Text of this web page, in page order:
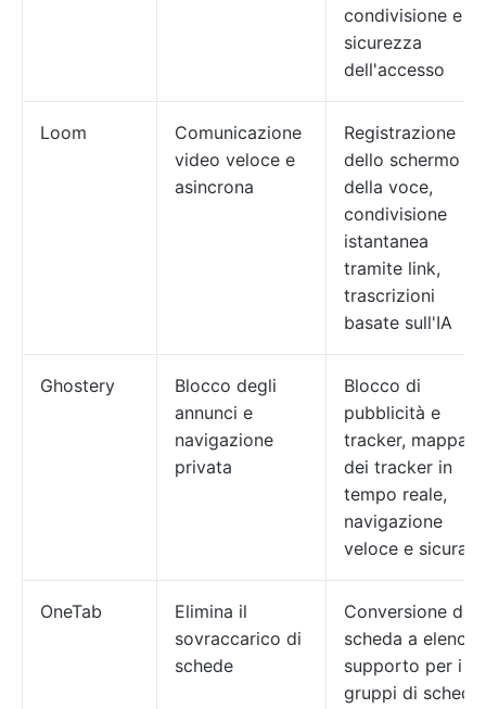
condivisione e
sicurezza
dell'accesso
Loom
Comunicazione
video veloce e
asincrona
Registrazione
dello schermo e
della voce,
condivisione
istantanea
tramite link,
trascrizioni
basate sull'IA
Ghostery
Blocco degli
annunci e
navigazione
privata
Blocco di
pubblicità e
tracker, mappa
dei tracker in
tempo reale,
navigazione
veloce e sicura
OneTab
Elimina il
sovraccarico di
schede
Conversione da
scheda a elenco,
supporto per i
gruppi di schede,